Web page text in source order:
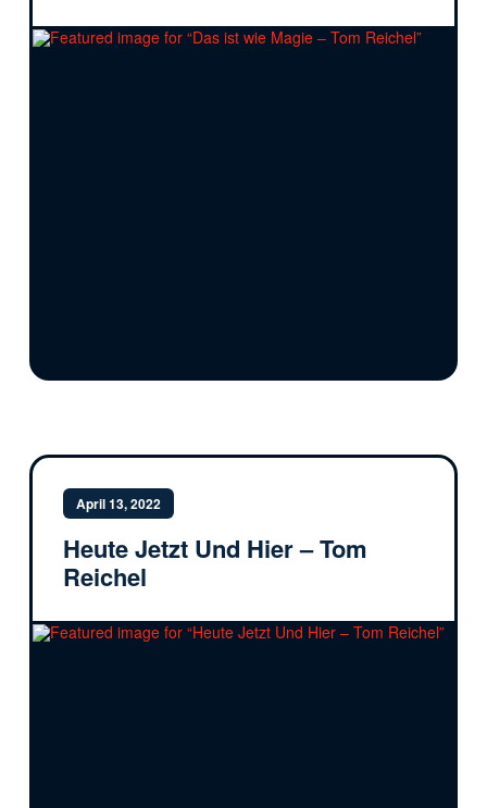
April 13, 2022
Heute Jetzt Und Hier – Tom
Reichel